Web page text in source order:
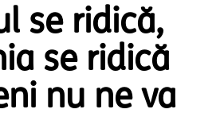
se ridică,
se ridică
nu ne va